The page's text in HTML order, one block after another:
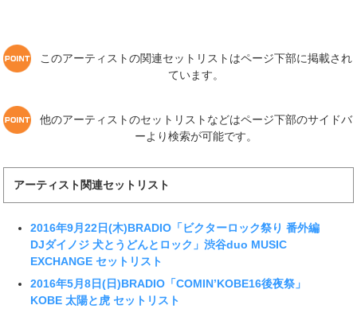
このアーティストの関連セットリストはページ下部に掲載され
ています。
他のアーティストのセットリストなどはページ下部のサイドバ
ーより検索が可能です。
アーティスト関連セットリスト
2016年9月22日(木)BRADIO「ビクターロック祭り 番外編
DJダイノジ 犬とうどんとロック」渋谷duo MUSIC
EXCHANGE セットリスト
2016年5月8日(日)BRADIO「COMIN’KOBE16後夜祭」
KOBE 太陽と虎 セットリスト